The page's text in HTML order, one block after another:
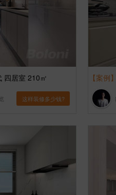
四居室 210㎡
这样装修多少钱?
【案例